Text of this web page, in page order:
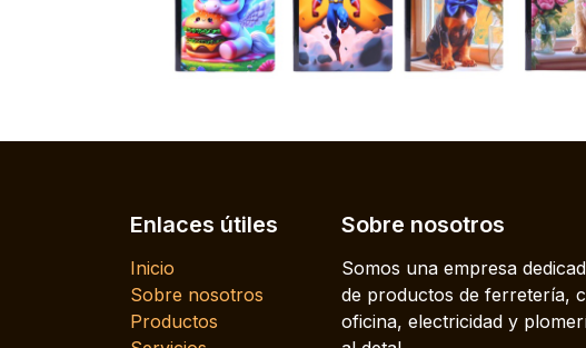
Enlaces útiles
Inicio
Sobre nosotros
Productos
Sobre nosotros
Somos una empresa
de productos de ferretería,
oficina, electricidad y